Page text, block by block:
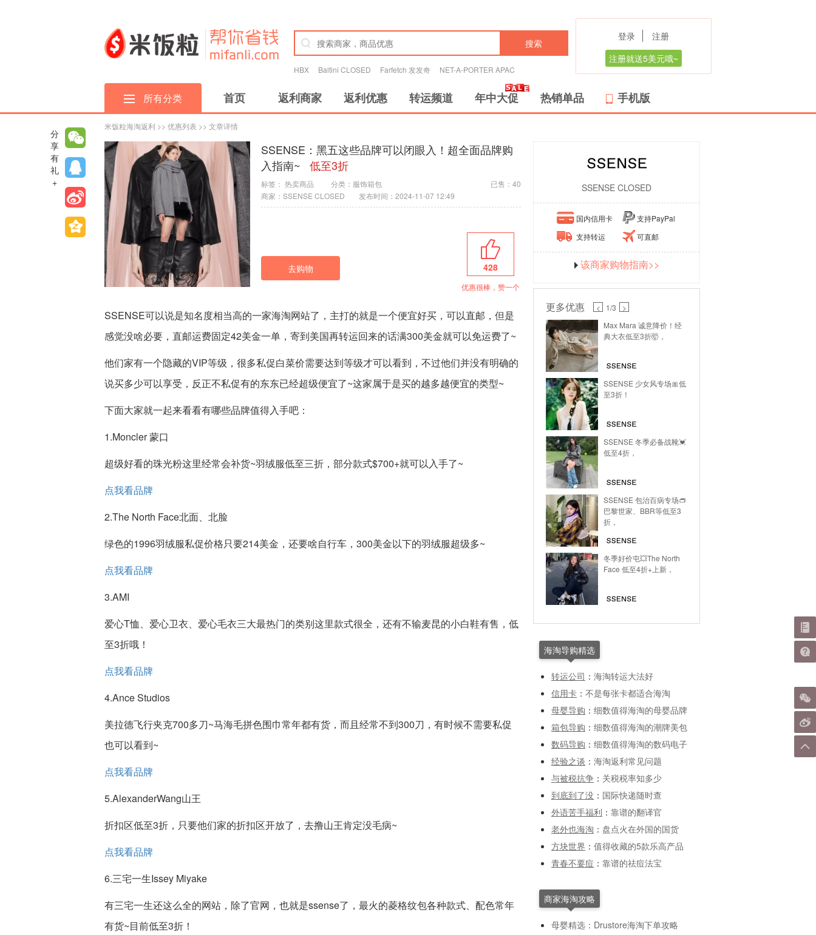
搜索
HBX Baltini CLOSED Farfetch 发发奇 NET-A-PORTER APAC
登录
注册
注册就送5美元哦~
所有分类 首页 返利商家 返利优惠 转运频道 年中大促 热销单品 手机版
米饭粒海淘返利 >> 优惠列表 >> 文章详情
SSENSE：黑五这些品牌可以闭眼入！超全面品牌购
入指南~
低至3折
标签： 热卖商品 分类： 服饰箱包
已售：40
商家：SSENSE CLOSED
发布时间：2024-11-07 12:49
去购物 428
优惠很棒，赞一个
SSENSE可以说是知名度相当高的一家海淘网站了，主打的就是一个便宜好买，可以直邮，但是
感觉没啥必要，直邮运费固定42美金一单，寄到美国再转运回来的话满300美金就可以免运费了~
他们家有一个隐藏的VIP等级，很多私促白菜价需要达到等级才可以看到，不过他们并没有明确的
说买多少可以享受，反正不私促有的东东已经超级便宜了~这家属于是买的越多越便宜的类型~
下面大家就一起来看看有哪些品牌值得入手吧：
1.Moncler 蒙口
超级好看的珠光粉这里经常会补货~羽绒服低至三折，部分款式$700+就可以入手了~
点我看品牌
2.The North Face北面、北脸
绿色的1996羽绒服私促价格只要214美金，还要啥自行车，300美金以下的羽绒服超级多~
点我看品牌
3.AMI
爱心T恤、爱心卫衣、爱心毛衣三大最热门的类别这里款式很全，还有不输麦昆的小白鞋有售，低
至3折哦！
点我看品牌
4.Ance Studios
美拉德飞行夹克700多刀~马海毛拼色围巾常年都有货，而且经常不到300刀，有时候不需要私促
也可以看到~
点我看品牌
5.AlexanderWang山王
折扣区低至3折，只要他们家的折扣区开放了，去撸山王肯定没毛病~
点我看品牌
6.三宅一生Issey Miyake
有三宅一生还这么全的网站，除了官网，也就是ssense了，最火的菱格纹包各种款式、配色常年
有货~目前低至3折！
SSENSE CLOSED
国内信用卡
支持PayPal
支持转运
可直邮
该商家购物指南>>
更多优惠 < 1/3
>
Max Mara 诚意降价！经
典大衣低至3折🤯，
SSENSE 少女风专场🎀低
至3折！
SSENSE 冬季必备战靴💓
低至4折，
SSENSE 包治百病专场👝
巴黎世家、BBR等低至3
折，
冬季好价屯💥The North
Face 低至4折+上新，
海淘导购精选
转运公司 ： 海淘转运大法好
信用卡 ： 不是每张卡都适合海淘
母婴导购 ： 细数值得海淘的母婴品牌
箱包导购 ： 细数值得海淘的潮牌美包
数码导购 ： 细数值得海淘的数码电子
经验之谈 ： 海淘返利常见问题
与被税抗争 ： 关税税率知多少
到底到了没 ： 国际快递随时查
外语苦手福利 ： 靠谱的翻译官
老外也海淘 ： 盘点火在外国的国货
方块世界 ： 值得收藏的5款乐高产品
青春不要痘 ： 靠谱的祛痘法宝
商家海淘攻略
母婴精选：Drustore海淘下单攻略
分
享
有
礼
+